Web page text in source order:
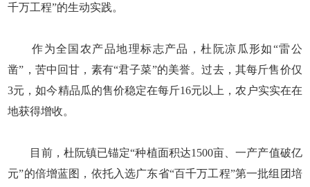
千万工程”的生动实践。
作为全国农产品地理标志产品，杜阮凉瓜形如“雷公
凿”，苦中回甘，素有“君子菜”的美誉。过去，其每斤售价仅
3元，如今精品瓜的售价稳定在每斤16元以上，农户实实在在
地获得增收。
目前，杜阮镇已锚定“种植面积达1500亩、一产产值破亿
元”的倍增蓝图，依托入选广东省“百千万工程”第一批组团培